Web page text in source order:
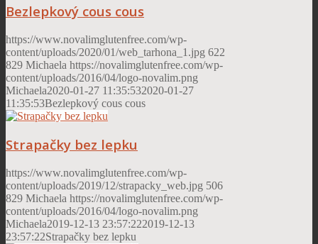
Bezlepkový cous cous
https://www.novalimglutenfree.com/wp-
content/uploads/2020/01/web_tarhona_1.jpg 622
829 Michaela https://novalimglutenfree.com/wp-
content/uploads/2016/04/logo-novalim.png
Michaela2020-01-27 11:35:532020-01-27
11:35:53Bezlepkový cous cous
Strapačky bez lepku
https://www.novalimglutenfree.com/wp-
content/uploads/2019/12/strapacky_web.jpg 506
829 Michaela https://novalimglutenfree.com/wp-
content/uploads/2016/04/logo-novalim.png
Michaela2019-12-13 23:57:222019-12-13
23:57:22Strapačky bez lepku